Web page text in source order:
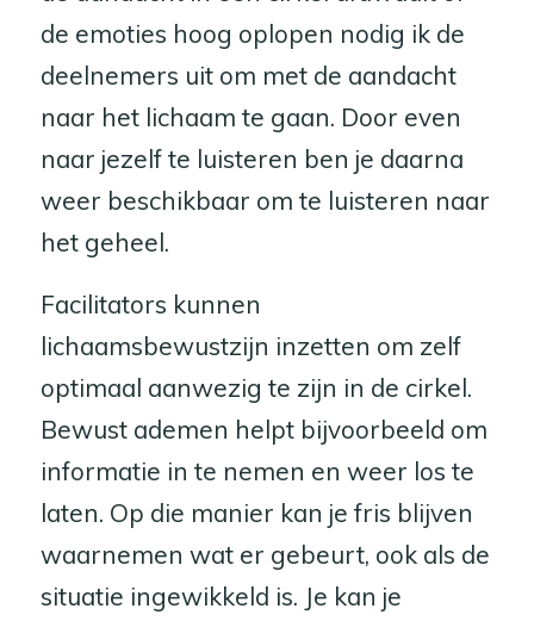
de emoties hoog oplopen nodig ik de
deelnemers uit om met de aandacht
naar het lichaam te gaan. Door even
naar jezelf te luisteren ben je daarna
weer beschikbaar om te luisteren naar
het geheel.
Facilitators kunnen
lichaamsbewustzijn inzetten om zelf
optimaal aanwezig te zijn in de cirkel.
Bewust ademen helpt bijvoorbeeld om
informatie in te nemen en weer los te
laten. Op die manier kan je fris blijven
waarnemen wat er gebeurt, ook als de
situatie ingewikkeld is. Je kan je